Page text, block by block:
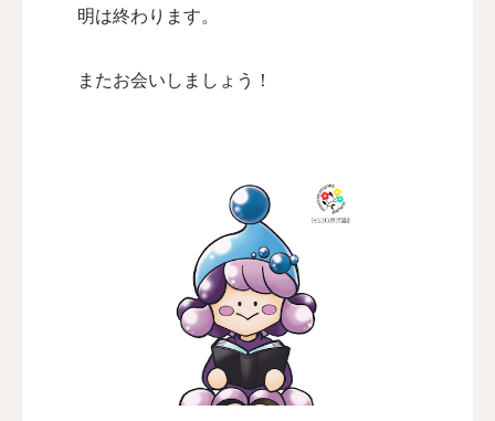
明は終わります。
またお会いしましょう！